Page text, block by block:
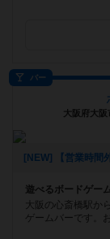
バー
大阪府大
[NEW] 【営業時間
遊べるボードゲー
大阪の心斎橋駅か
ゲームバーです。